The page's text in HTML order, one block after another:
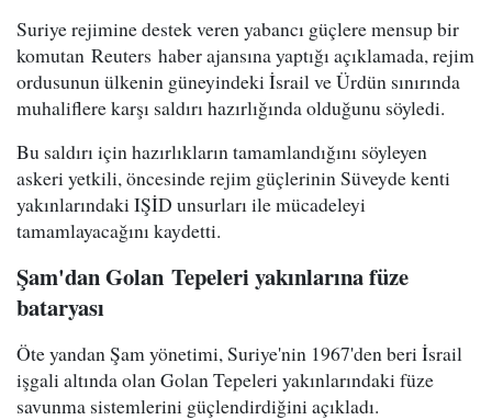
Suriye rejimine destek veren yabancı güçlere mensup bir
komutan Reuters haber ajansına yaptığı açıklamada, rejim
ordusunun ülkenin güneyindeki İsrail ve Ürdün sınırında
muhaliflere karşı saldırı hazırlığında olduğunu söyledi.
Bu saldırı için hazırlıkların tamamlandığını söyleyen
askeri yetkili, öncesinde rejim güçlerinin Süveyde kenti
yakınlarındaki IŞİD unsurları ile mücadeleyi
tamamlayacağını kaydetti.
Şam'dan Golan Tepeleri yakınlarına füze
bataryası
Öte yandan Şam yönetimi, Suriye'nin 1967'den beri İsrail
işgali altında olan Golan Tepeleri yakınlarındaki füze
savunma sistemlerini güçlendirdiğini açıkladı.